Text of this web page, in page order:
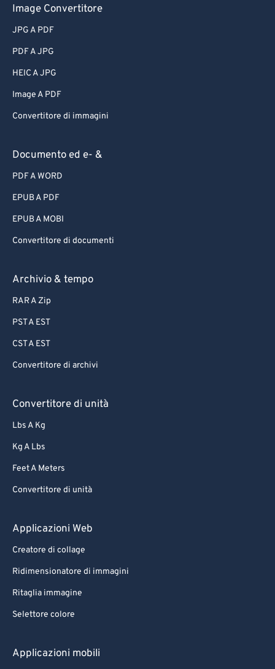
Image Convertitore
JPG A PDF
PDF A JPG
HEIC A JPG
Image A PDF
Convertitore di immagini
Documento ed e- &
PDF A WORD
EPUB A PDF
EPUB A MOBI
Convertitore di documenti
Archivio & tempo
RAR A Zip
PST A EST
CST A EST
Convertitore di archivi
Convertitore di unità
Lbs A Kg
Kg A Lbs
Feet A Meters
Convertitore di unità
Applicazioni Web
Creatore di collage
Ridimensionatore di immagini
Ritaglia immagine
Selettore colore
Applicazioni mobili